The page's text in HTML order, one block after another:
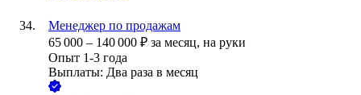
Менеджер по продажам
65 000 – 140 000 ₽ за месяц, на руки
Опыт 1-3 года
Выплаты: Два раза в месяц